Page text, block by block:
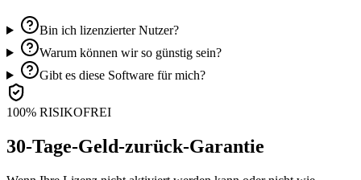
Bin ich lizenzierter Nutzer?
Warum können wir so günstig sein?
Gibt es diese Software für mich?
100% RISIKOFREI
30-Tage-Geld-zurück-Garantie